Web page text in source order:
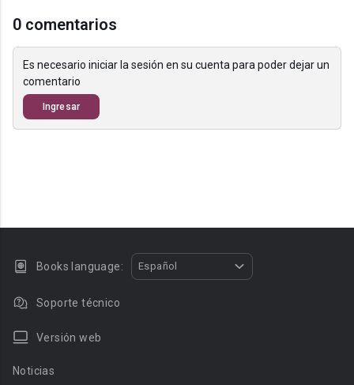
0 comentarios
Es necesario iniciar la sesión en su cuenta para poder dejar un
comentario
Ingresar
Books language: Español
Soporte técnico
Versión web
Noticias